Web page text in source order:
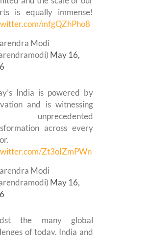
is equally immense!
mfgQZhPho8
Modi
May 16,
India is powered by
and is witnessing
unprecedented
across every
Zt3oIZmPWn
Modi
May 16,
the many global
of today, India and